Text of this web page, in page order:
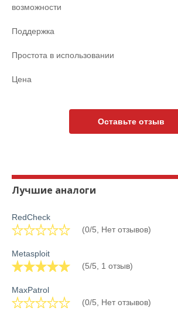
возможности
Поддержка
Простота в использовании
Цена
Оставьте отзыв
Лучшие аналоги
RedCheck
(0/5, Нет отзывов)
Metasploit
(5/5, 1 отзыв)
MaxPatrol
(0/5, Нет отзывов)